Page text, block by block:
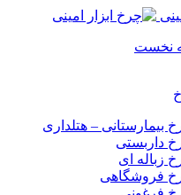
نخست
بیمارستانی – هتلداری
داربستی
زباله ای
فروشگاهی